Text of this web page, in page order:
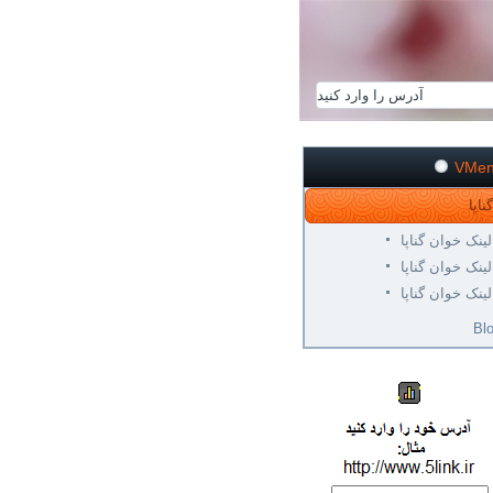
لینک خوان گناپا
لینک خوان گناپا
لینک خوان گناپا